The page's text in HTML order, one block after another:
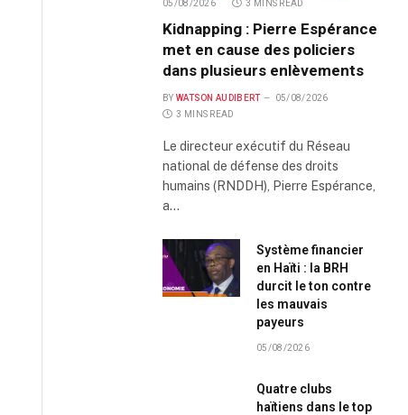
05/08/2026
3 MINS READ
Kidnapping : Pierre Espérance
met en cause des policiers
dans plusieurs enlèvements
BY WATSON AUDIBERT
05/08/2026
3 MINS READ
Le directeur exécutif du Réseau
national de défense des droits
humains (RNDDH), Pierre Espérance,
a…
Système financier
en Haïti : la BRH
durcit le ton contre
les mauvais
payeurs
05/08/2026
Quatre clubs
haïtiens dans le top